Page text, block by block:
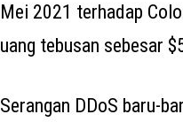
Mei 2021 terhadap
uang tebusan sebesar
Serangan DDoS baru-